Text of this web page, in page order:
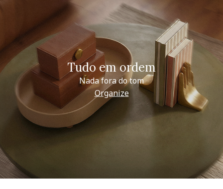
Tudo em ordem
Nada fora do tom
Organize